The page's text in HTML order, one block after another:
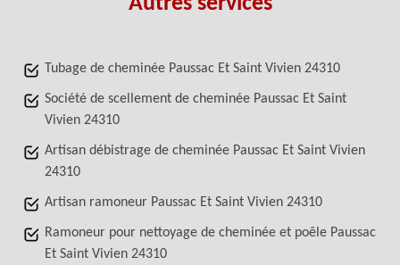
Tubage de cheminée Paussac Et Saint Vivien 24310
Société de scellement de cheminée Paussac Et Saint
Vivien 24310
Artisan débistrage de cheminée Paussac Et Saint Vivien
24310
Artisan ramoneur Paussac Et Saint Vivien 24310
Ramoneur pour nettoyage de cheminée et poêle Paussac
Et Saint Vivien 24310